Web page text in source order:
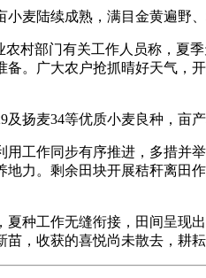
麦陆续成熟，满目金黄遍野
村部门有关工作人员称，夏
。广大农户抢抓晴好天气，
扬麦34等优质小麦良种，亩
工作同步有序推进，多措并
力。剩余田块开展秸秆离田
种工作无缝衔接，田间呈现
，收获的喜悦尚未散去，耕